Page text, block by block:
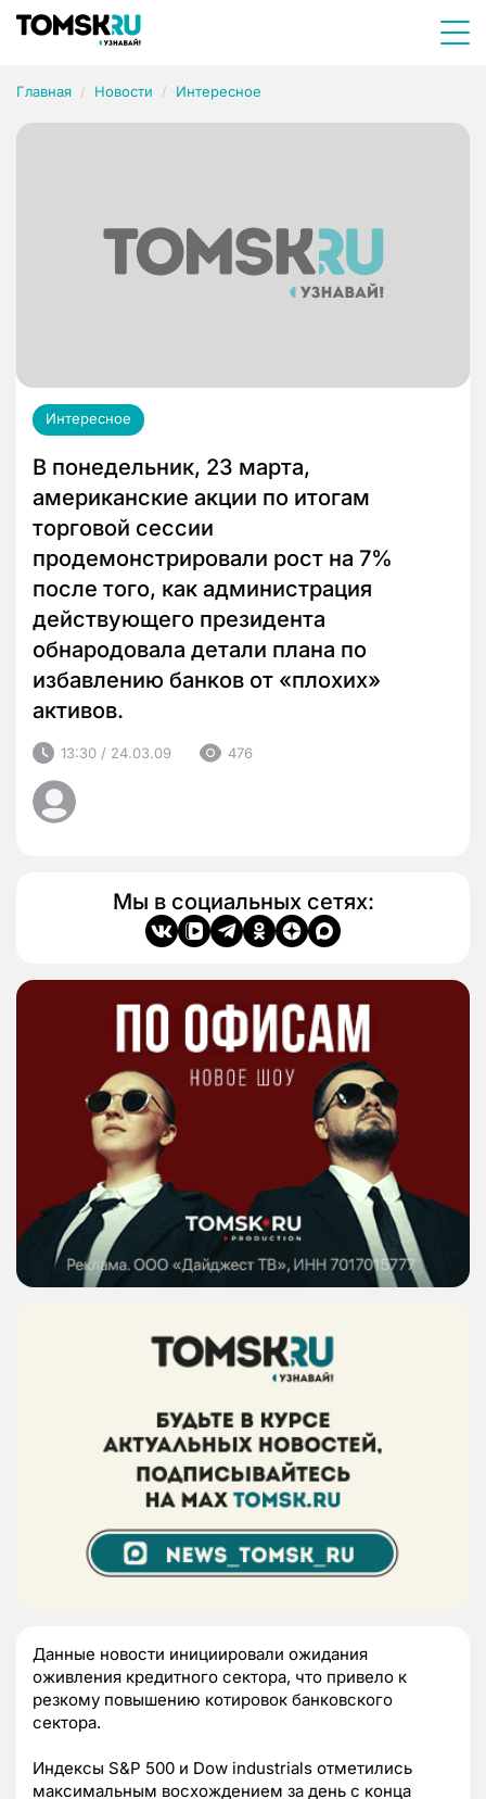
Главная Новости Интересное
Интересное
В понедельник, 23 марта,
американские акции по итогам
торговой сессии
продемонстрировали рост на 7%
после того, как администрация
действующего президента
обнародовала детали плана по
избавлению банков от «плохих»
активов.
13:30 / 24.03.09 476
Мы в социальных сетях:
Данные новости инициировали ожидания
оживления кредитного сектора, что привело к
резкому повышению котировок банковского
сектора.
Индексы S&P 500 и Dow industrials отметились
максимальным восхождением за день с конца